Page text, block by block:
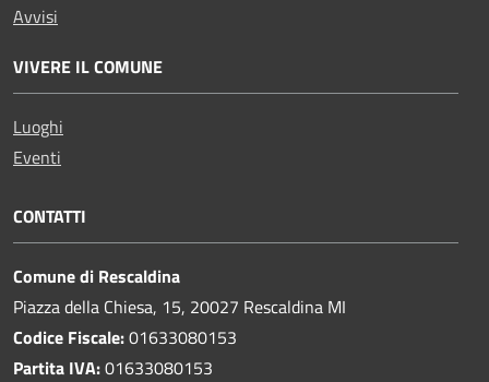
Avvisi
VIVERE IL COMUNE
Luoghi
Eventi
CONTATTI
Comune di Rescaldina
Piazza della Chiesa, 15, 20027 Rescaldina MI
Codice Fiscale:01633080153
Partita IVA:01633080153